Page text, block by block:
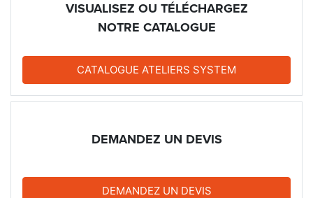
VISUALISEZ OU TÉLÉCHARGEZ
NOTRE CATALOGUE
CATALOGUE ATELIERS SYSTEM
DEMANDEZ UN DEVIS
DEMANDEZ UN DEVIS